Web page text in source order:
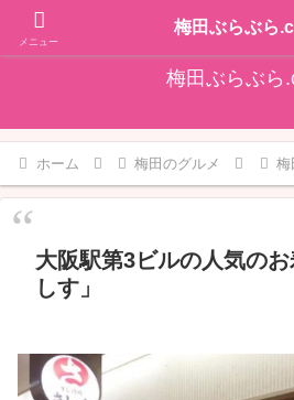
そうだ！梅田をぶらぶらしよ♪大阪梅田エ
梅田ぶらぶら
ホーム 梅田のグルメ 梅
大阪駅第3ビルの人気の
しす」
メニュー
梅田ぶらぶら